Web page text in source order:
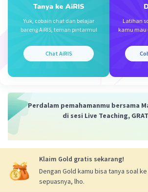
Beri Rating·5.0
Nabila N Level 48
Terima kasih
Tanya ke AiRIS
Yuk, cobain chat dan belajar
bareng AiRIS, teman pintarmu!
Chat AiRIS
Latihan
kamu mau
Perdalam pemahamanmu bersama
di sesi Live Teaching,
Klaim Gold gratis sekarang!
Dengan Gold kamu bisa tanya soal
sepuasnya, lho.